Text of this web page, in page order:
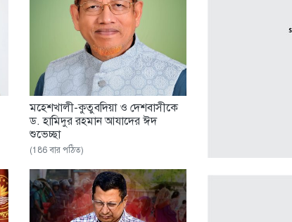
মহেশখালী-কুতুবদিয়া ও দেশবাসীকে
ড. হামিদুর রহমান আযাদের ঈদ
শুভেচ্ছা
(186 বার পঠিত)